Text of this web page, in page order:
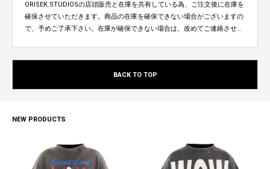
ORISEK.STUDIOSの店頭販売と在庫を共有している為、ご注文後に在庫を
確保させていただきます。商品の在庫を確保できない場合がございますの
で、予めご了承下さい。在庫が確保できない場合は、改めてご連絡させて
BACK TO TOP
NEW PRODUCTS